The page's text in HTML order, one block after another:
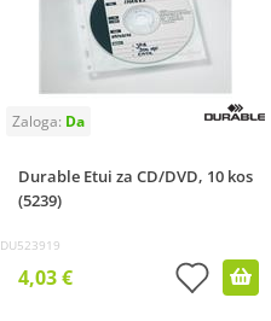
Durable Etui za CD/DVD, 10 kos
(5239)
DU523919
4,03 €